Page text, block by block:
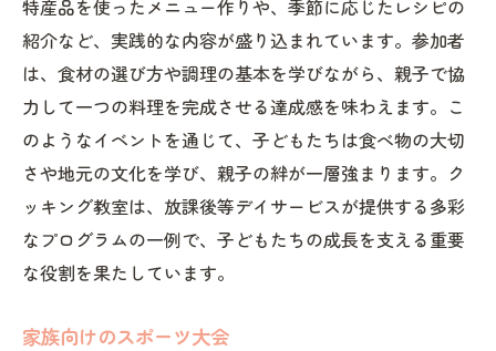
特産品を使ったメニュー作りや、季節に応じたレシピの
紹介など、実践的な内容が盛り込まれています。参加者
は、食材の選び方や調理の基本を学びながら、親子で協
力して一つの料理を完成させる達成感を味わえます。こ
のようなイベントを通じて、子どもたちは食べ物の大切
さや地元の文化を学び、親子の絆が一層強まります。ク
ッキング教室は、放課後等デイサービスが提供する多彩
なプログラムの一例で、子どもたちの成長を支える重要
な役割を果たしています。
家族向けのスポーツ大会